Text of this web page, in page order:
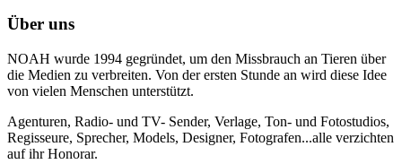
Über uns
NOAH wurde 1994 gegründet, um den Missbrauch an Tieren über
die Medien zu verbreiten. Von der ersten Stunde an wird diese Idee
von vielen Menschen unterstützt.
Agenturen, Radio- und TV- Sender, Verlage, Ton- und Fotostudios,
Regisseure, Sprecher, Models, Designer, Fotografen...alle verzichten
auf ihr Honorar.